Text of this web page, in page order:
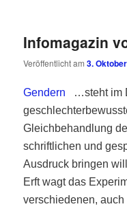
Infomagazin
Veröffentlicht am3.
Gendern …steht im
Gleichbehandlung
schriftlichen und
Ausdruck bringen
Erft wagt das
verschiedenen,